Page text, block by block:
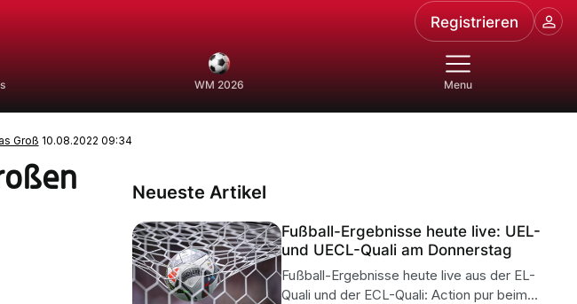
Registrieren
WM 2026 Menu
Groß 10.08.2022 09:34
Neueste Artikel
Fußball-Ergebnisse heute live: UEL-
und UECL-Quali am Donnerstag
Fußball-Ergebnisse heute live aus der EL-
Quali und der ECL-Quali: Action pur beim...